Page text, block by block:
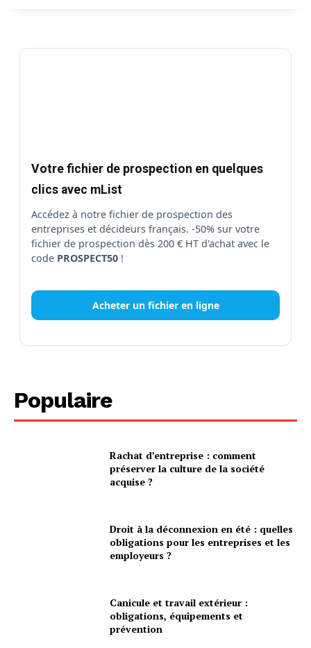
Votre fichier de prospection en quelques
clics avec mList
Accédez à notre fichier de prospection des
entreprises et décideurs français. -50% sur votre
fichier de prospection dès 200 € HT d'achat avec le
code PROSPECT50 !
Acheter un fichier en ligne
Populaire
Rachat d’entreprise : comment
préserver la culture de la société
acquise ?
Droit à la déconnexion en été : quelles
obligations pour les entreprises et les
employeurs ?
Canicule et travail extérieur :
obligations, équipements et
prévention